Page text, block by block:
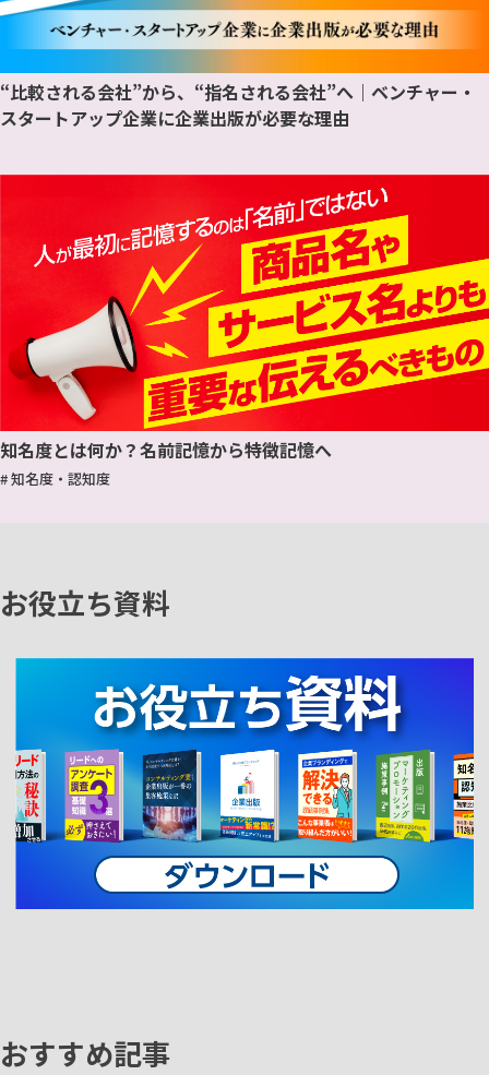
“比較される会社”から、“指名される会社”へ｜ベンチャー・
スタートアップ企業に企業出版が必要な理由
知名度とは何か？名前記憶から特徴記憶へ
# 知名度・認知度
お役立ち資料
おすすめ記事